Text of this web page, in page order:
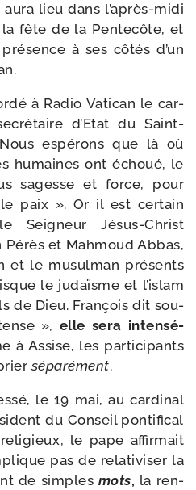
lieu dans l’après-midi
fête de la Pentecôte, et
à ses côtés d’un
à Radio Vatican le car­
d’Etat du Saint-​
espé­rons que là où
humaines ont échoué, le
sagesse et force, pour
paix ». Or il est cer­tain
Seigneur Jésus-​Christ
Pérès et Mahmoud Abbas,
et le musul­man pré­sents
le judaïsme et l’islam
de Dieu. François dit sou­
», elle sera inten­sé­
à Assise, les par­ti­ci­pants
sépa­ré­ment.
le 19 mai, au car­di­nal
du Conseil pon­ti­fi­cal
le pape affir­mait
pas de rela­ti­vi­ser la
de simples mots, la ren­